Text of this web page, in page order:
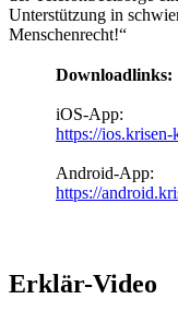
Unterstützung in
Menschenrecht!“
Downloadlinks:
iOS-App:
https://ios.krisen-
Android-App:
https://
Erklär-Video